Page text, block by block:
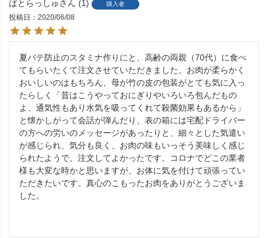
ぱとらっしゅ 1 購入者
投稿日 2020/06/08
夏バテ防止のスタミナ作りにと、高齢の両親（70代）に食べ
てもらいたくて注文させていただきました。お肉が柔らかく
おいしいのはもちろん、母が竹の皮の包装がとても気に入っ
たらしく「昔はこうやっておにぎりやいろいろ包んだもの
よ、通気性もあり水気を吸ってくれて殺菌効果もあるから」
と懐かしがって会話が弾んだり、表の箱には宅配ドライバー
の方への労いのメッセージがあったりと、細々とした気遣い
が感じられ、気分も良く、お肉の味もいっそう美味しく感じ
られたようで、注文してよかったです。コロナでどこの業者
様も大変な時かと思いますが、お体に気を付けて頑張ってい
ただきたいです。真心のこもったお肉をありがとうございま
した。